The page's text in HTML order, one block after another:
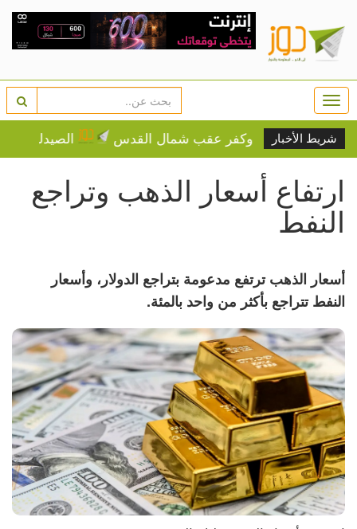
شريط الأخبار
قلنديا وكفر عقب شمال القدس الصيدليات
ارتفاع أسعار الذهب وتراجع
النفط
أسعار الذهب ترتفع مدعومة بتراجع الدولار، وأسعار
النفط تتراجع بأكثر من واحد بالمئة.